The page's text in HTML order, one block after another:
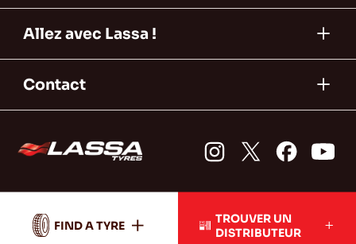
Allez avec Lassa !
Contact
FIND A TYRE
TROUVER UN
DISTRIBUTEUR